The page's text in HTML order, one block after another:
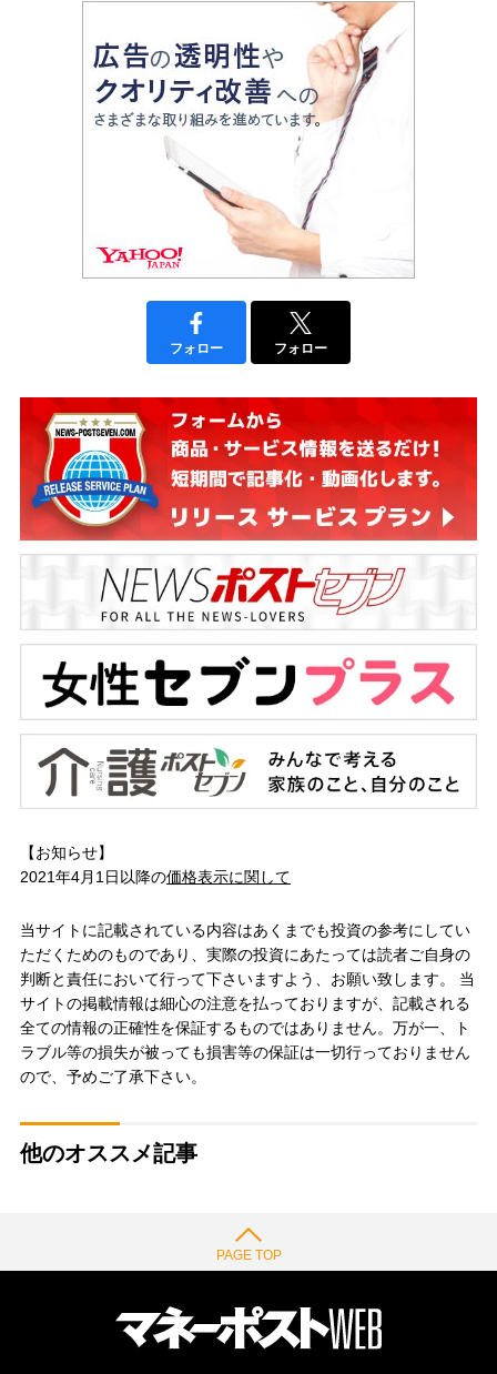
フォロー フォロー
【お知らせ】
2021年4月1日以降の価格表示に関して
当サイトに記載されている内容はあくまでも投資の参考にしてい
ただくためのものであり、実際の投資にあたっては読者ご自身の
判断と責任において行って下さいますよう、お願い致します。 当
サイトの掲載情報は細心の注意を払っておりますが、記載される
全ての情報の正確性を保証するものではありません。万が一、ト
ラブル等の損失が被っても損害等の保証は一切行っておりません
ので、予めご了承下さい。
他のオススメ記事
PAGE TOP